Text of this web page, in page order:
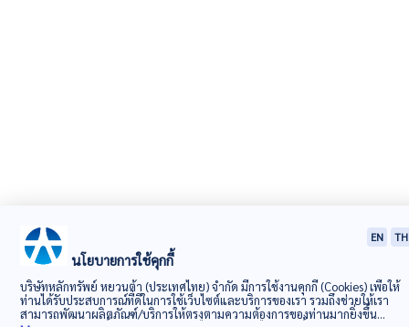
นโยบายการใช้คุกกี้
EN TH
บริษัทหลักทรัพย์ หยวนต้า (ประเทศไทย) จำกัด มีการใช้งานคุกกี้ (Cookies) เพื่อให้
ท่านได้รับประสบการณ์ที่ดีในการใช้เว็บไซต์และบริการของเรา รวมถึงช่วยให้เรา
สามารถพัฒนาผลิตภัณฑ์/บริการให้ตรงตามความต้องการของท่านมากยิ่งขึ้น